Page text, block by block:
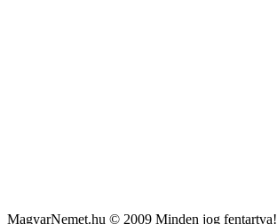
MagyarNemet.hu © 2009 Minden jog fentartva!